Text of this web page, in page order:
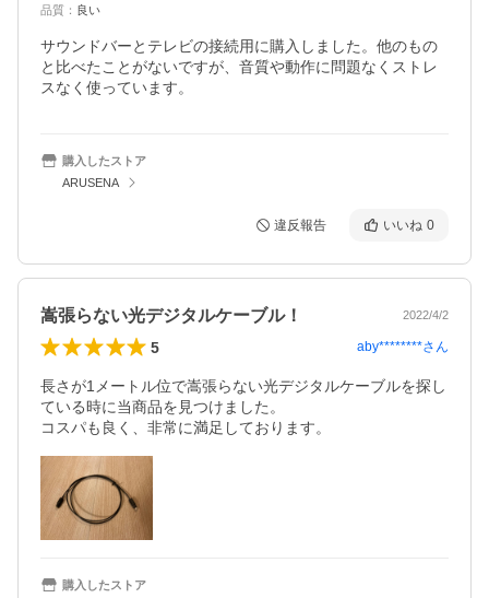
品質 ： 良い
サウンドバーとテレビの接続用に購入しました。他のもの
と比べたことがないですが、音質や動作に問題なくストレ
スなく使っています。
購入したストア
ARUSENA
違反報告 いいね 0
嵩張らない光デジタルケーブル！ 2022/4/2
5 aby********さん
長さが1メートル位で嵩張らない光デジタルケーブルを探し
ている時に当商品を見つけました。
コスパも良く、非常に満足しております。
購入したストア